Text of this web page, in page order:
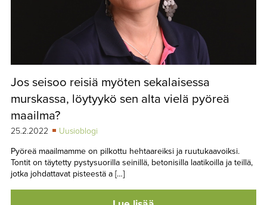
Jos seisoo reisiä myöten sekalaisessa
murskassa, löytyykö sen alta vielä pyöreä
maailma?
25.2.2022
Uusioblogi
Pyöreä maailmamme on pilkottu hehtaareiksi ja ruutukaavoiksi.
Tontit on täytetty pystysuorilla seinillä, betonisilla laatikoilla ja teillä,
jotka johdattavat pisteestä a […]